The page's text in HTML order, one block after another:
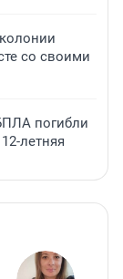
со своими
погибли
летняя